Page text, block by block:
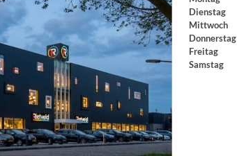
Dienstag
Mittwoch
Donnerstag
Freitag
Samstag